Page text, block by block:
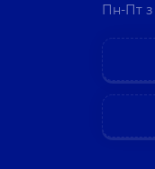
Пн-Пт з